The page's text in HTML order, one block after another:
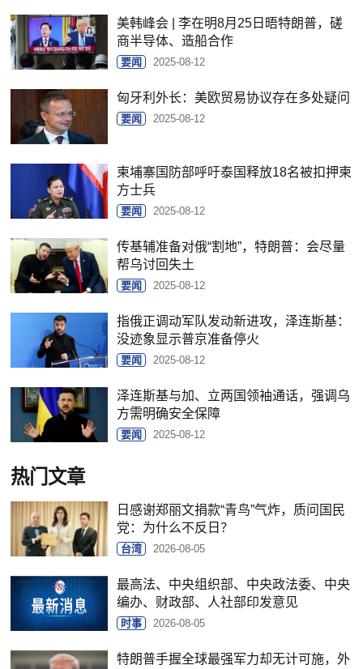
美韩峰会 | 李在明8月25日晤特朗普，磋
商半导体、造船合作
要闻 2025-08-12
匈牙利外长：美欧贸易协议存在多处疑问
要闻 2025-08-12
柬埔寨国防部呼吁泰国释放18名被扣押柬
方士兵
要闻 2025-08-12
传基辅准备对俄“割地”，特朗普：会尽量
帮乌讨回失土
要闻 2025-08-12
指俄正调动军队发动新进攻，泽连斯基：
没迹象显示普京准备停火
要闻 2025-08-12
泽连斯基与加、立两国领袖通话，强调乌
方需明确安全保障
要闻 2025-08-12
热门文章
日感谢郑丽文捐款“青鸟”气炸，质问国民
党：为什么不反日？
台湾 2026-08-05
最高法、中央组织部、中央政法委、中央
编办、财政部、人社部印发意见
时事 2026-08-05
特朗普手握全球最强军力却无计可施，外